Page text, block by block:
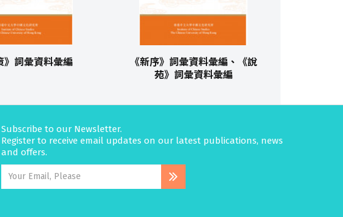
》詞彙資料彙編
《新序》詞彙資料彙編、《說
苑》詞彙資料彙編
Subscribe to our Newsletter.
Register to receive email updates on our latest publications, news
and offers.